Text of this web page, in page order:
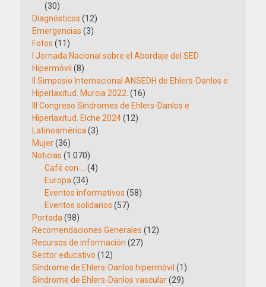
(30)
Diagnósticos (12)
Emergencias (3)
Fotos (11)
I Jornada Nacional sobre el Abordaje del SED
Hipermóvil (8)
II Simposio Internacional ANSEDH de Ehlers-Danlos e
Hiperlaxitud. Murcia 2022. (16)
III Congreso Síndromes de Ehlers-Danlos e
Hiperlaxitud. Elche 2024(12)
Latinoamérica (3)
Mujer(36)
Noticias (1.070)
Café con …
(4)
Europa (34)
Eventos informativos (58)
Eventos solidarios (57)
Portada (98)
Recomendaciones Generales (12)
Recursos de información (27)
Sector educativo (12)
Síndrome de Ehlers-Danlos hipermóvil (1)
Síndrome de Ehlers-Danlos vascular(29)